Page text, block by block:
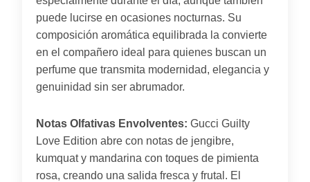
puede lucirse en ocasiones nocturnas. Su
composición aromática equilibrada la convierte
en el compañero ideal para quienes buscan un
perfume que transmita modernidad, elegancia y
genuinidad sin ser abrumador.
Notas Olfativas Envolventes: Gucci Guilty
Love Edition abre con notas de jengibre,
kumquat y mandarina con toques de pimienta
rosa, creando una salida fresca y frutal. El